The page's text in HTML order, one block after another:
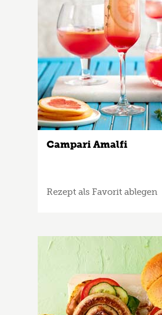
Campari Amalfi
Rezept als Favorit ablegen